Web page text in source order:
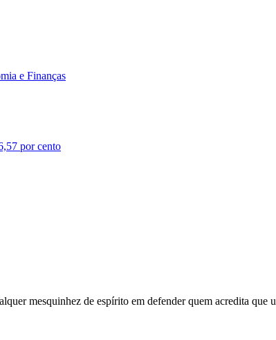
e Finanças
por cento
mesquinhez de espírito em defender quem acredita